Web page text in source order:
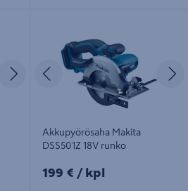
SeuraavaEdellinen
Akkupyörösaha Makita
DSS501Z 18V runko
199€/kpl
199 € / kpl